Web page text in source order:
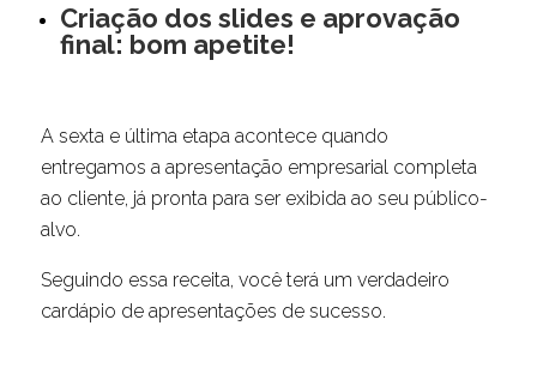
Criação dos slides e aprovação
final: bom apetite!
A sexta e última etapa acontece quando
entregamos a apresentação empresarial completa
ao cliente, já pronta para ser exibida ao seu público-
alvo.
Seguindo essa receita, você terá um verdadeiro
cardápio de apresentações de sucesso.